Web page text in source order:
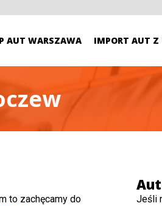
AUT WARSZAWA IMPORT AUT Z
to zachęcamy do
Jeśli